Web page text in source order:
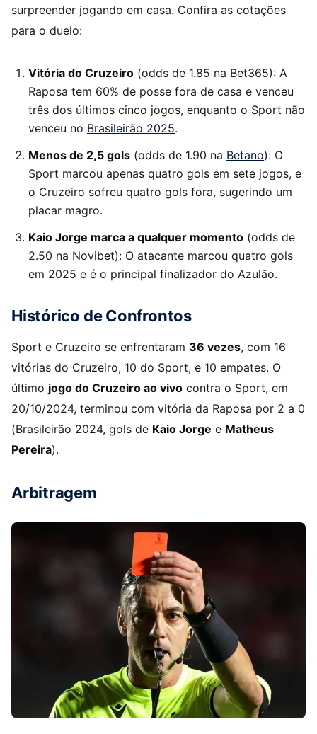
surpreender jogando em casa. Confira as cotações
para o duelo:
Vitória do Cruzeiro (odds de 1.85 na Bet365): A
Raposa tem 60% de posse fora de casa e venceu
três dos últimos cinco jogos, enquanto o Sport não
venceu no Brasileirão 2025.
Menos de 2,5 gols (odds de 1.90 na Betano): O
Sport marcou apenas quatro gols em sete jogos, e
o Cruzeiro sofreu quatro gols fora, sugerindo um
placar magro.
Kaio Jorge marca a qualquer momento (odds de
2.50 na Novibet): O atacante marcou quatro gols
em 2025 e é o principal finalizador do Azulão.
Histórico de Confrontos
Sport e Cruzeiro se enfrentaram 36 vezes, com 16
vitórias do Cruzeiro, 10 do Sport, e 10 empates. O
último jogo do Cruzeiro ao vivo contra o Sport, em
20/10/2024, terminou com vitória da Raposa por 2 a 0
(Brasileirão 2024, gols de Kaio Jorge e Matheus
Pereira).
Arbitragem